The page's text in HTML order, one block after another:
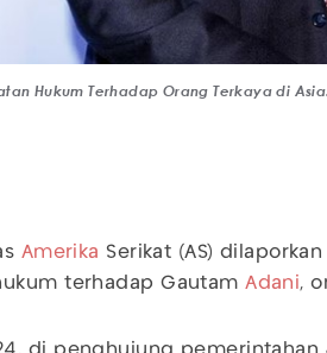
Hukum Terhadap Orang Terkaya di
Amerika Serikat (AS)
terhadap GautamAdani,